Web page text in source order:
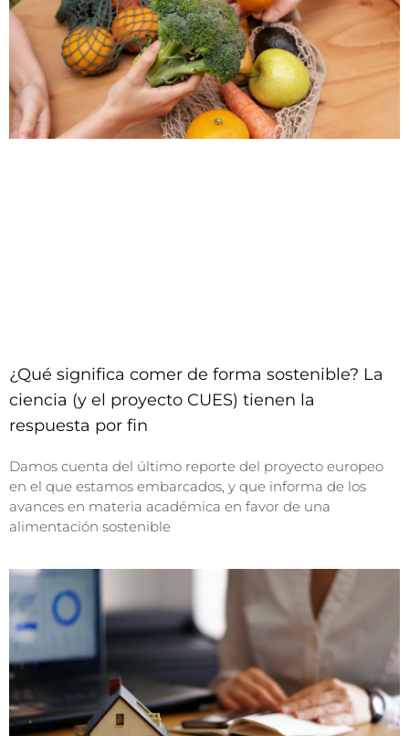
¿Qué significa comer de forma sostenible? La
ciencia (y el proyecto CUES) tienen la
respuesta por fin
Damos cuenta del último reporte del proyecto europeo
en el que estamos embarcados, y que informa de los
avances en materia académica en favor de una
alimentación sostenible